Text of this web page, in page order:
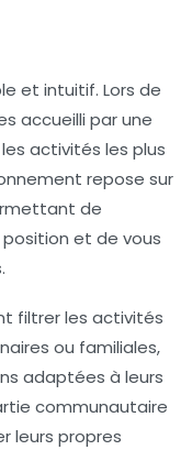
et intuitif. Lors de
accueilli par une
activités les plus
repose sur
de
et de vous
filtrer les activités
ou familiales,
adaptées à leurs
communautaire
leurs propres